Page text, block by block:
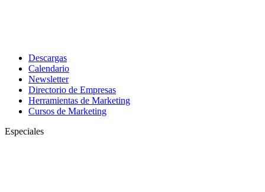
Descargas
Calendario
Newsletter
Directorio de Empresas
Herramientas de Marketing
Cursos de Marketing
Especiales